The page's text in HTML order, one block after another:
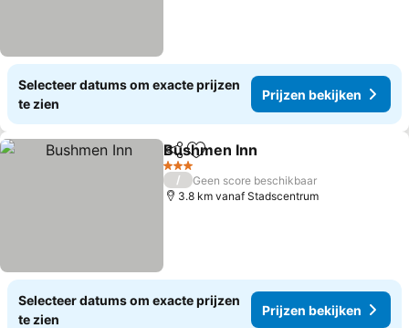
Selecteer datums om exacte prijzen
te zien
Prijzen bekijken
DelenToevoegen aan favorieten
Bushmen Inn
3 Sterren
/
Geen score beschikbaar
3.8 km vanaf Stadscentrum
Selecteer datums om exacte prijzen
te zien
Prijzen bekijken